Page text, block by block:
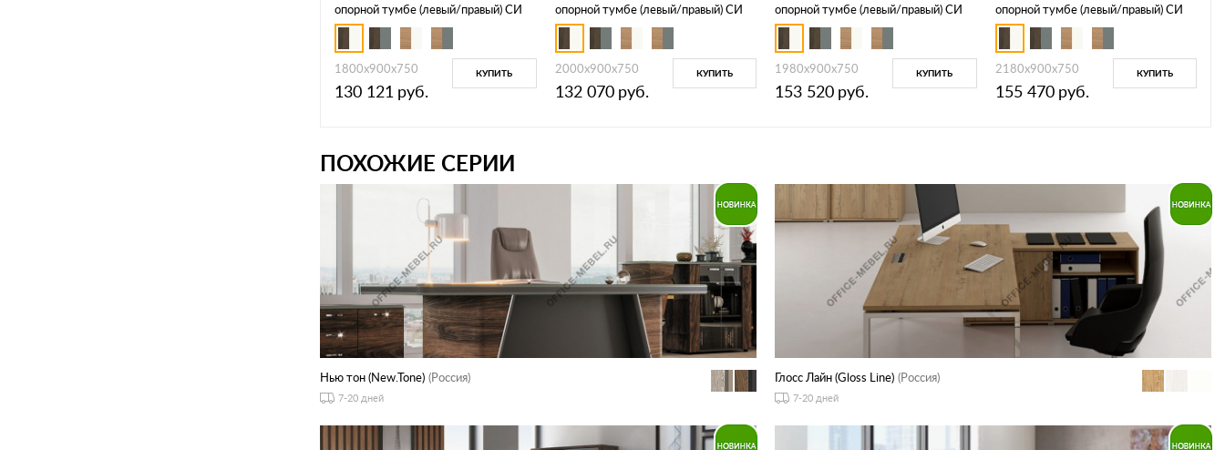
опорной тумбе (левый/правый) СИ
109
1800x900x750
130 121 руб.
КУПИТЬ
опорной тумбе (левый/правый) СИ
110
2000x900x750
132 070 руб.
КУПИТЬ
опорной тумбе (левый/правый) СИ
111
1980x900x750
153 520 руб.
КУПИТЬ
опорной тумбе (левый/правый) СИ
112
2180x900x750
155 470 руб.
КУПИТЬ
ПОХОЖИЕ СЕРИИ
Нью тон (New.Tone) (Россия)
7-20 дней
Глосс Лайн (Gloss Line) (Россия)
7-20 дней